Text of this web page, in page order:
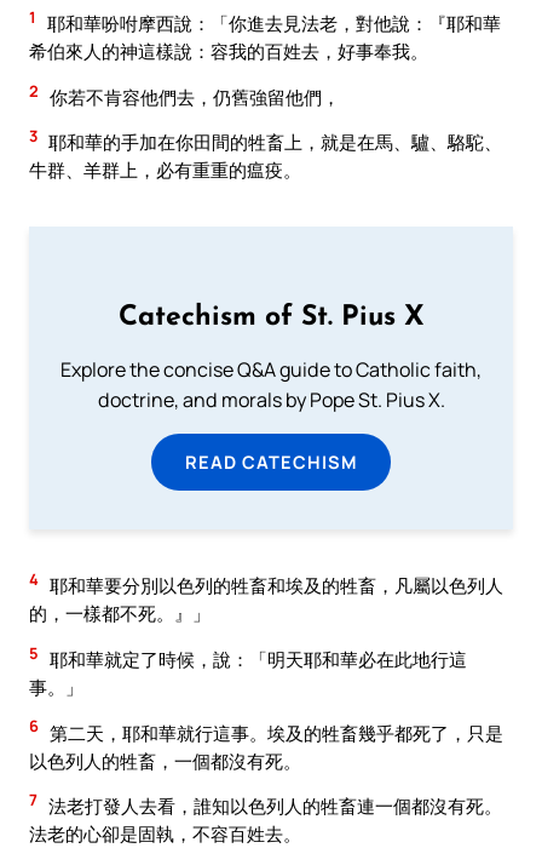
1
耶和華吩咐摩西說：「你進去見法老，對他說：『耶和華
希伯來人的神這樣說：容我的百姓去，好事奉我。
2 你若不肯容他們去，仍舊強留他們，
3 耶和華的手加在你田間的牲畜上，就是在馬、驢、駱駝、
牛群、羊群上，必有重重的瘟疫。
Catechism of St. Pius X
Explore the concise Q&A guide to Catholic faith,
doctrine, and morals by Pope St. Pius X.
READ CATECHISM
4 耶和華要分別以色列的牲畜和埃及的牲畜，凡屬以色列人
的，一樣都不死。』」
5 耶和華就定了時候，說：「明天耶和華必在此地行這
事。」
6 第二天，耶和華就行這事。埃及的牲畜幾乎都死了，只是
以色列人的牲畜，一個都沒有死。
7 法老打發人去看，誰知以色列人的牲畜連一個都沒有死。
法老的心卻是固執，不容百姓去。